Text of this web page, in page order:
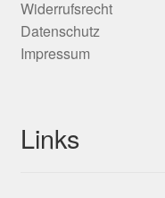
Widerrufsrecht
Datenschutz
Impressum
Links